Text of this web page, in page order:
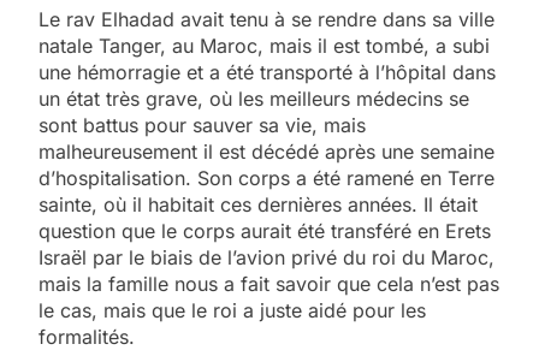
Le rav Elhadad avait tenu à se rendre dans sa ville
natale Tanger, au Maroc, mais il est tombé, a subi
une hémorragie et a été transporté à l’hôpital dans
un état très grave, où les meilleurs médecins se
sont battus pour sauver sa vie, mais
malheureusement il est décédé après une semaine
d’hospitalisation. Son corps a été ramené en Terre
sainte, où il habitait ces dernières années. Il était
question que le corps aurait été transféré en Erets
Israël par le biais de l’avion privé du roi du Maroc,
mais la famille nous a fait savoir que cela n’est pas
le cas, mais que le roi a juste aidé pour les
formalités.